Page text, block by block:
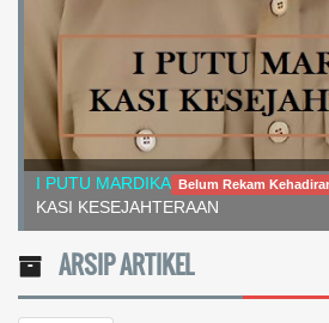
I PUTU MARDIKA Belum Rekam Kehadiran
ARSIP ARTIKEL